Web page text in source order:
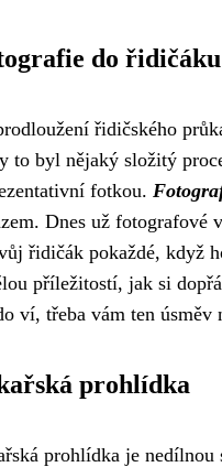
do řidičáku
řidičského
to byl nějaký složitý
fotkou.
Dnes už fotografové
řidičák pokaždé, když
příležitostí, jak si
ví, třeba vám ten
prohlídka
prohlídka je